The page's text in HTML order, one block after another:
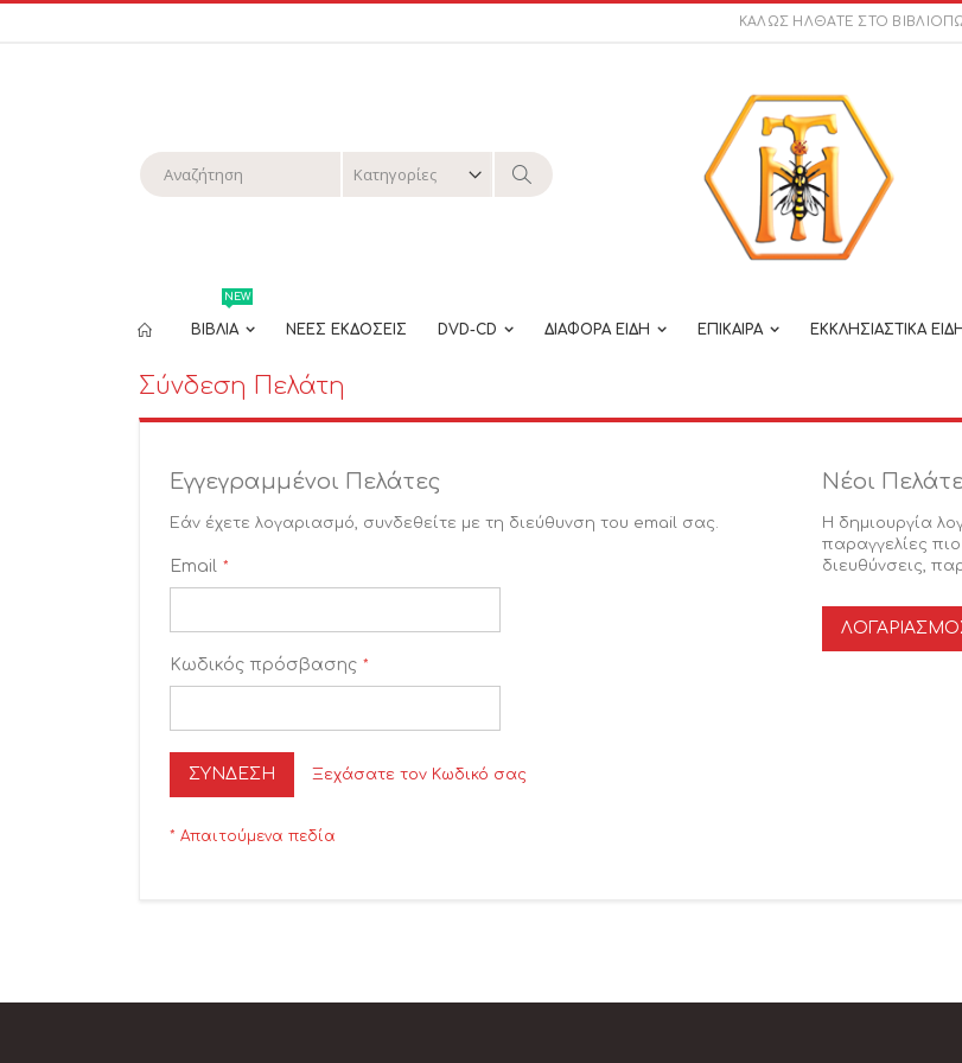
ΚΑΛΩΣ ΗΛΘΑΤΕ ΣΤΟ
ΒΙΒΛΙΑ
NEW
ΝΕΕΣ ΕΚΔΟΣΕΙΣ DVD-CD ΔΙΑΦΟΡΑ ΕΙΔΗ ΕΠΙΚΑΙΡΑ ΕΚΚΛΗΣΙΑΣΤΙΚΑ
Σύνδεση Πελάτη
Εγγεγραμμένοι Πελάτες
Εάν έχετε λογαριασμό, συνδεθείτε με τη διεύθυνση του email σας.
Email
Κωδικός πρόσβασης
ΣΎΝΔΕΣΗ Ξεχάσατε τον Κωδικό σας
Νέοι
Η δημιουργία
παραγγελίες
διευθύνσεις,